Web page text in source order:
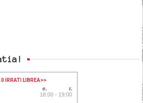
IRRATI LIBREA>>
18:00 - 19:00